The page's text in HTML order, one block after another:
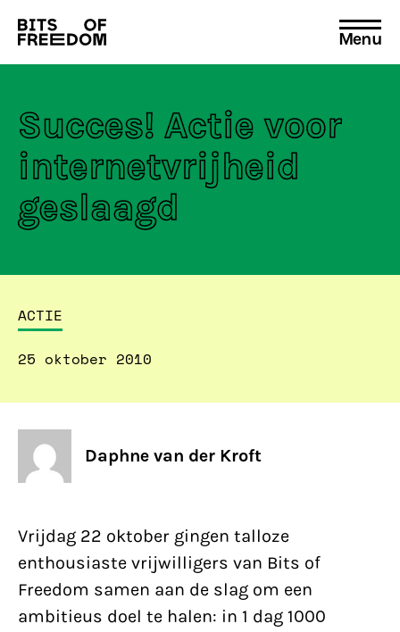
Search
for:
Menu
Succes! Actie voor
internetvrijheid
geslaagd
ACTIE
25 oktober 2010
Daphne van der Kroft
Vrijdag 22 oktober gingen talloze
enthousiaste vrijwilligers van Bits of
Freedom samen aan de slag om een
ambitieus doel te halen: in 1 dag 1000